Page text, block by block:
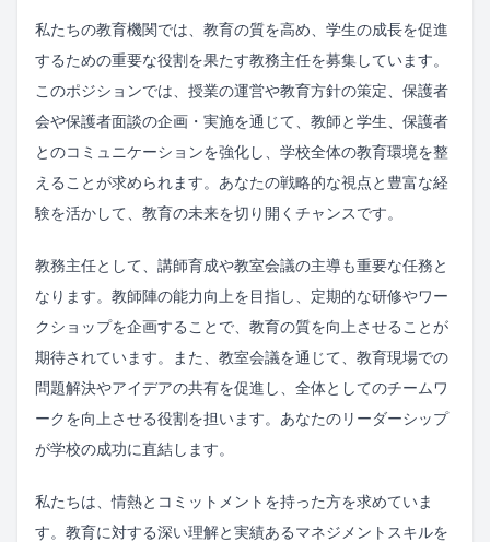
私たちの教育機関では、教育の質を高め、学生の成長を促進
するための重要な役割を果たす教務主任を募集しています。
このポジションでは、授業の運営や教育方針の策定、保護者
会や保護者面談の企画・実施を通じて、教師と学生、保護者
とのコミュニケーションを強化し、学校全体の教育環境を整
えることが求められます。あなたの戦略的な視点と豊富な経
験を活かして、教育の未来を切り開くチャンスです。
教務主任として、講師育成や教室会議の主導も重要な任務と
なります。教師陣の能力向上を目指し、定期的な研修やワー
クショップを企画することで、教育の質を向上させることが
期待されています。また、教室会議を通じて、教育現場での
問題解決やアイデアの共有を促進し、全体としてのチームワ
ークを向上させる役割を担います。あなたのリーダーシップ
が学校の成功に直結します。
私たちは、情熱とコミットメントを持った方を求めていま
す。教育に対する深い理解と実績あるマネジメントスキルを